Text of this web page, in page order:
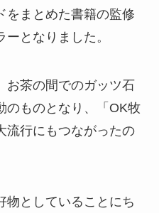
をまとめた書籍の監修
となりました。
お茶の間でのガッツ石
のものとなり、「OK牧
流行にもつながったの
物としていることにち